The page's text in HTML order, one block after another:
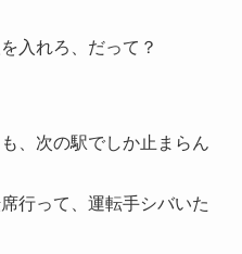
入れろ、だって？
、次の駅でしか止まらん
行って、運転手シバいた